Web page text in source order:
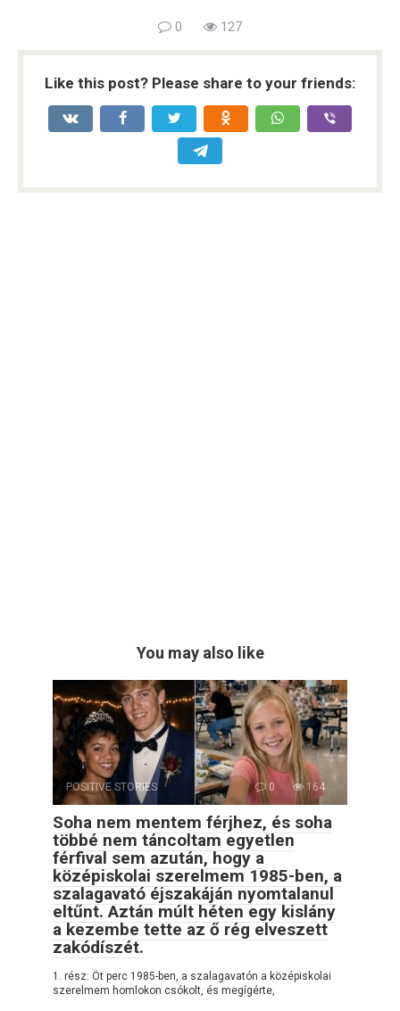
0 127
Like this post? Please share to your friends:
You may also like
POSITIVE STORIES 0 164
Soha nem mentem férjhez, és soha
többé nem táncoltam egyetlen
férfival sem azután, hogy a
középiskolai szerelmem 1985-ben, a
szalagavató éjszakáján nyomtalanul
eltűnt. Aztán múlt héten egy kislány
a kezembe tette az ő rég elveszett
zakódíszét.
1. rész: Öt perc 1985-ben, a szalagavatón a középiskolai
szerelmem homlokon csókolt, és megígérte,